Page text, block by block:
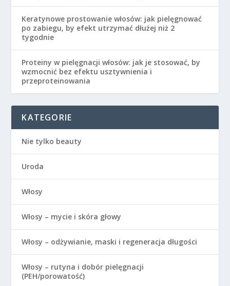
Keratynowe prostowanie włosów: jak pielęgnować
po zabiegu, by efekt utrzymać dłużej niż 2
tygodnie
Proteiny w pielęgnacji włosów: jak je stosować, by
wzmocnić bez efektu usztywnienia i
przeproteinowania
KATEGORIE
Nie tylko beauty
Uroda
Włosy
Włosy – mycie i skóra głowy
Włosy – odżywianie, maski i regeneracja długości
Włosy – rutyna i dobór pielęgnacji
(PEH/porowatość)